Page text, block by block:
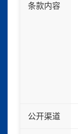
条款内容
公开渠道